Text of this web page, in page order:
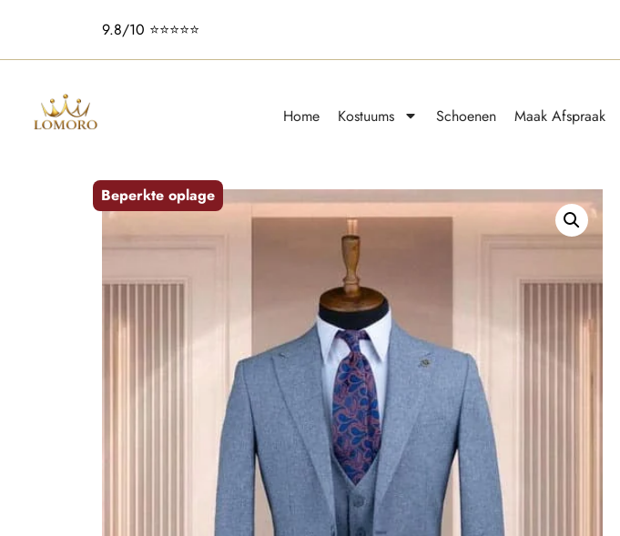
Pakken vanaf €199
Home Kostuums Schoenen Maak Afspraak
Beperkte oplage